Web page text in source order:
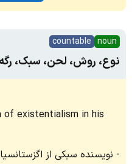
noun
countable
نوع، روش، لحن، سبک،
of existentialism in his
نویسنده سبکی از